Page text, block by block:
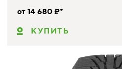
от 14 680 ₽*
КУПИТЬ